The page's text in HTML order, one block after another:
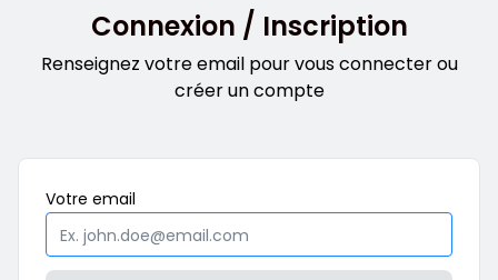
Connexion / Inscription
Renseignez votre email pour vous connecter ou
créer un compte
Votre email